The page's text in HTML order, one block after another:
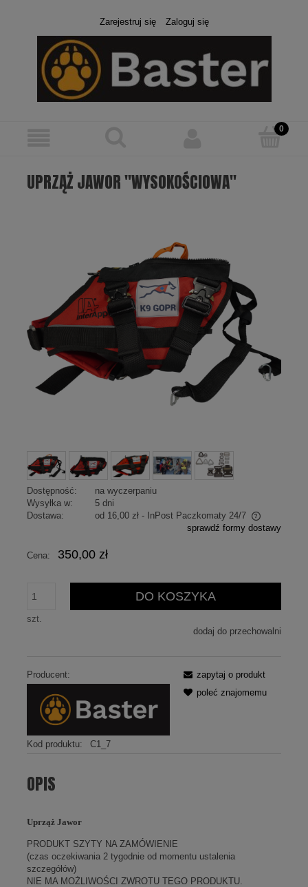
Zarejestruj się Zaloguj się
UPRZĄŻ JAWOR "WYSOKOŚCIOWA"
Dostępność:
na wyczerpaniu
Wysyłka w:
5 dni
Dostawa:
od 16,00 zł - InPost Paczkomaty 24/7
Cena nie zawiera ewentualnych kosztów płatności
sprawdź formy dostawy
Cena: 350,00 zł
szt.
DO KOSZYKA
dodaj do przechowalni
Producent:
Kod produktu: C1_7
zapytaj o produkt
poleć znajomemu
OPIS
Uprząż Jawor
PRODUKT SZYTY NA ZAMÓWIENIE
(czas oczekiwania 2 tygodnie od momentu ustalenia
szczegółów)
NIE MA MOŻLIWOŚCI ZWROTU TEGO PRODUKTU.